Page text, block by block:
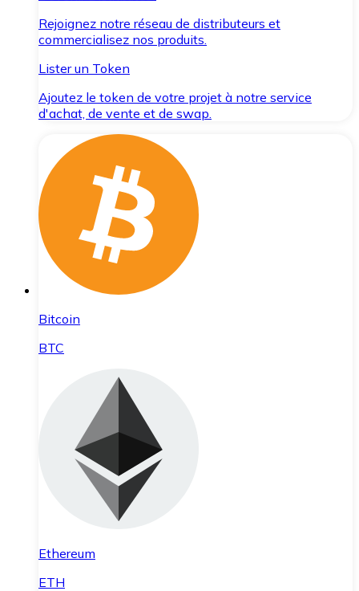
Rejoignez notre réseau de distributeurs et
commercialisez nos produits.
Lister un Token
Ajoutez le token de votre projet à notre service
d'achat, de vente et de swap.
Bitcoin
BTC
Ethereum
ETH